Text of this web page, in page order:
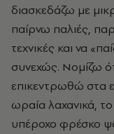
διασκεδάζω με
παίρνω παλιές,
τεχνικές και να
συνεχώς. Νομίζω
επικεντρωθώ στα
ωραία λαχανικά,
υπέροχο φρέσκο